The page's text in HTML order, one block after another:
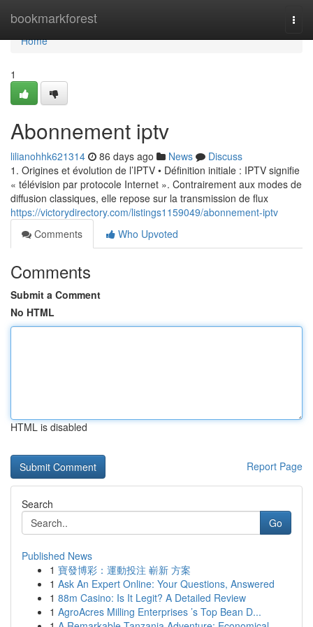
bookmarkforest
Home
Home
1
Abonnement iptv
lilianohhk621314 86 days ago News
Discuss
1. Origines et évolution de l’IPTV • Définition initiale : IPTV signifie
« télévision par protocole Internet ». Contrairement aux modes de
diffusion classiques, elle repose sur la transmission de flux
https://victorydirectory.com/listings1159049/abonnement-iptv
Comments
Who Upvoted
Comments
Submit a Comment
No HTML
HTML is disabled
Report Page
Search
Go
Published News
1 寶發博彩：運動投注 嶄新 方案
1 Ask An Expert Online: Your Questions, Answered
1 88m Casino: Is It Legit? A Detailed Review
1 AgroAcres Milling Enterprises ’s Top Bean D...